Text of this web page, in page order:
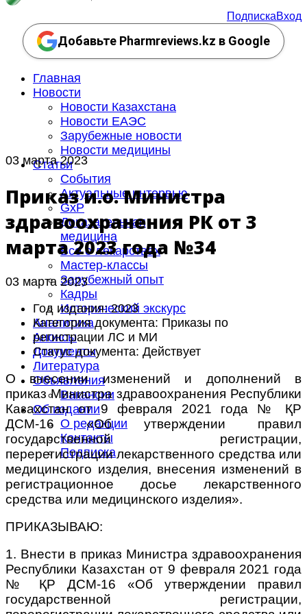
ПодпискаВход
Добавьте Pharmreviews.kz в Google
Главная
Новости
Новости Казахстана
Новости ЕАЭС
Зарубежные новости
Новости медицины
Статьи
События
Актуальные интервью
GxP
Доказательная
медицина
Все о лекарствах
Мастер-классы
Зарубежный опыт
Кадры
Исторический экскурс
Аналитика
Анонсы
Документы
Литература
Объявления
Вакансии
Об издании
О редакции
Контакты
Подписка
03 марта 2023
Приказ и.о. Министра
здравоохранения РК от 3
марта 2023 года №34
03 марта 2023
Год издания:2023
Категория документа: Приказы по
регистрации ЛС и МИ
Статус документа: Действует
О внесении изменений и дополнений в
приказ Министра здравоохранения Республики
Казахстан от 9 февраля 2021 года № ҚР
ДСМ-16 «Об утверждении правил
государственной регистрации,
перерегистрации лекарственного средства или
медицинского изделия, внесения изменений в
регистрационное досье лекарственного
средства или медицинского изделия».
ПРИКАЗЫВАЮ:
1. Внести в приказ Министра здравоохранения
Республики Казахстан от 9 февраля 2021 года
№ ҚР ДСМ-16 «Об утверждении правил
государственной регистрации,